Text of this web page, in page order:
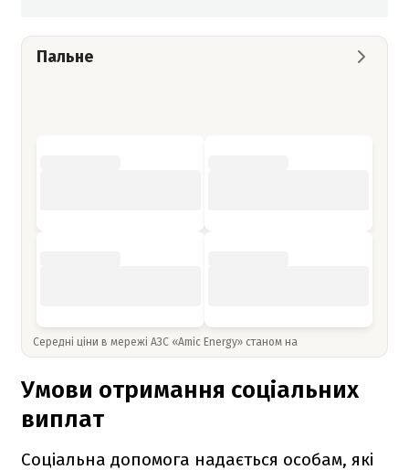
Пальне
Середні ціни в мережі АЗС «Amic Energy» станом на
Умови отримання соціальних
виплат
Соціальна допомога надається особам, які